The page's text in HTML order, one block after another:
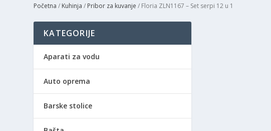
Početna / Kuhinja / Pribor za kuvanje / Floria ZLN1167 – Set serpi 12 u 1
KATEGORIJE
Aparati za vodu
Auto oprema
Barske stolice